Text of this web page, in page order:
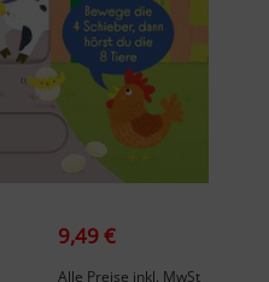
9,49 €
Alle Preise inkl. MwSt